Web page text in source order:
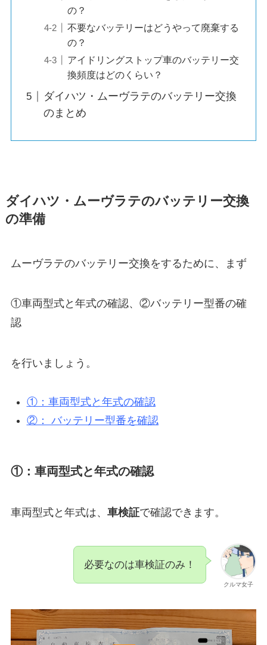
の？
不要なバッテリーはどうやって廃棄する
の？
アイドリングストップ車のバッテリー交
換頻度はどのくらい？
ダイハツ・ムーヴラテのバッテリー交換
のまとめ
ダイハツ・ムーヴラテのバッテリー交換
の準備
ムーヴラテのバッテリー交換をするために、まず
①車両型式と年式の確認、②バッテリー型番の確
認
を行いましょう。
①：車両型式と年式の確認
②： バッテリー型番を確認
①：車両型式と年式の確認
車両型式と年式は、 車検証で確認できます。
クルマ女子
必要なのは車検証のみ！